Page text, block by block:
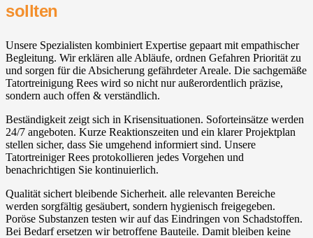
sollten
Unsere Spezialisten kombiniert Expertise gepaart mit empathischer
Begleitung. Wir erklären alle Abläufe, ordnen Gefahren Priorität zu
und sorgen für die Absicherung gefährdeter Areale. Die sachgemäße
Tatortreinigung Rees wird so nicht nur außerordentlich präzise,
sondern auch offen & verständlich.
Beständigkeit zeigt sich in Krisensituationen. Soforteinsätze werden
24/7 angeboten. Kurze Reaktionszeiten und ein klarer Projektplan
stellen sicher, dass Sie umgehend informiert sind. Unsere
Tatortreiniger Rees protokollieren jedes Vorgehen und
benachrichtigen Sie kontinuierlich.
Qualität sichert bleibende Sicherheit. alle relevanten Bereiche
werden sorgfältig gesäubert, sondern hygienisch freigegeben.
Poröse Substanzen testen wir auf das Eindringen von Schadstoffen.
Bei Bedarf ersetzen wir betroffene Bauteile. Damit bleiben keine